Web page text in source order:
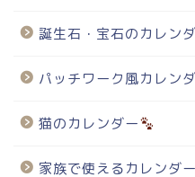
誕生石・宝石のカレン
パッチワーク風カレン
猫のカレンダー
家族で使えるカレンダー